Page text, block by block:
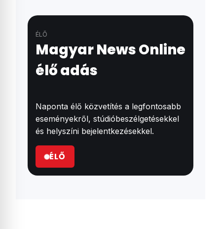
ÉLŐ
Magyar News Online
élő adás
Naponta élő közvetítés a legfontosabb
eseményekről, stúdióbeszélgetésekkel
és helyszíni bejelentkezésekkel.
ÉLŐ